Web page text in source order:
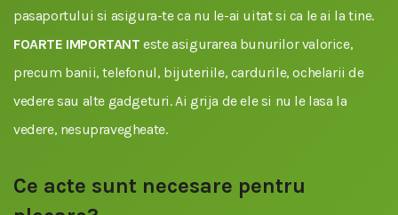
pasaportului si asigura-te ca nu le-ai uitat si ca le ai la tine.
FOARTE IMPORTANT este asigurarea bunurilor valorice,
precum banii, telefonul, bijuteriile, cardurile, ochelarii de
vedere sau alte gadgeturi. Ai grija de ele si nu le lasa la
vedere, nesupravegheate.
Ce acte sunt necesare pentru